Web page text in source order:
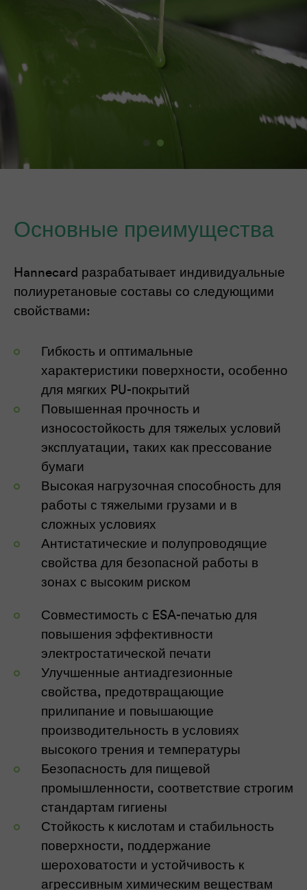
Основные преимущества
Hannecard разрабатывает индивидуальные
полиуретановые составы со следующими
свойствами:
Гибкость и оптимальные
характеристики поверхности, особенно
для мягких PU-покрытий
Повышенная прочность и
износостойкость для тяжелых условий
эксплуатации, таких как прессование
бумаги
Высокая нагрузочная способность для
работы с тяжелыми грузами и в
сложных условиях
Антистатические и полупроводящие
свойства для безопасной работы в
зонах с высоким риском
Совместимость с ESA-печатью для
повышения эффективности
электростатической печати
Улучшенные антиадгезионные
свойства, предотвращающие
прилипание и повышающие
производительность в условиях
высокого трения и температуры
Безопасность для пищевой
промышленности, соответствие строгим
стандартам гигиены
Стойкость к кислотам и стабильность
поверхности, поддержание
шероховатости и устойчивость к
агрессивным химическим веществам